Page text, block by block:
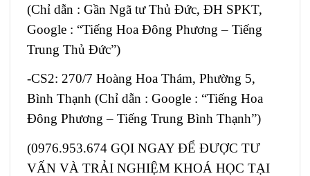
(Chỉ dẫn : Gần Ngã tư Thủ Đức, ĐH SPKT,
Google : “Tiếng Hoa Đông Phương – Tiếng
Trung Thủ Đức”)
-CS2: 270/7 Hoàng Hoa Thám, Phường 5,
Bình Thạnh (Chỉ dẫn : Google : “Tiếng Hoa
Đông Phương – Tiếng Trung Bình Thạnh”)
(0976.953.674 GỌI NGAY ĐỂ ĐƯỢC TƯ
VẤN VÀ TRẢI NGHIỆM KHOÁ HỌC TẠI